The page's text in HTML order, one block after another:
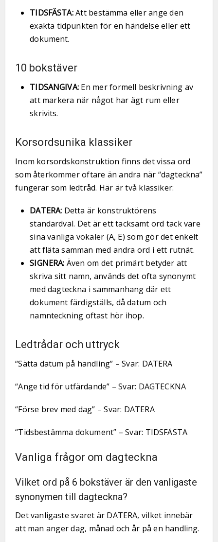
TIDSFÄSTA:Att bestämma eller ange den
exakta tidpunkten för en händelse eller ett
dokument.
10 bokstäver
TIDSANGIVA:En mer formell beskrivning av
att markera när något har ägt rum eller
skrivits.
Korsordsunika klassiker
Inom korsordskonstruktion finns det vissa ord
som återkommer oftare än andra när “dagteckna”
fungerar som ledtråd. Här är två klassiker:
DATERA: Detta är konstruktörens
standardval. Det är ett tacksamt ord tack vare
sina vanliga vokaler (A, E) som gör det enkelt
att fläta samman med andra ord i ett rutnät.
SIGNERA: Även om det primärt betyder att
skriva sitt namn, används det ofta synonymt
med dagteckna i sammanhang där ett
dokument färdigställs, då datum och
namnteckning oftast hör ihop.
Ledtrådar och uttryck
“Sätta datum på handling” – Svar: DATERA
“Ange tid för utfärdande” – Svar: DAGTECKNA
“Förse brev med dag” – Svar: DATERA
“Tidsbestämma dokument” – Svar: TIDSFÄSTA
Vanliga frågor om dagteckna
Vilket ord på 6 bokstäver är den vanligaste
synonymen till dagteckna?
Det vanligaste svaret är DATERA, vilket innebär
att man anger dag, månad och år på en handling.